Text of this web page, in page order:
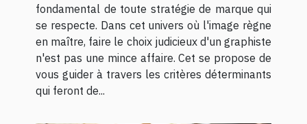
fondamental de toute stratégie de marque qui
se respecte. Dans cet univers où l'image règne
en maître, faire le choix judicieux d'un graphiste
n'est pas une mince affaire. Cet se propose de
vous guider à travers les critères déterminants
qui feront de...